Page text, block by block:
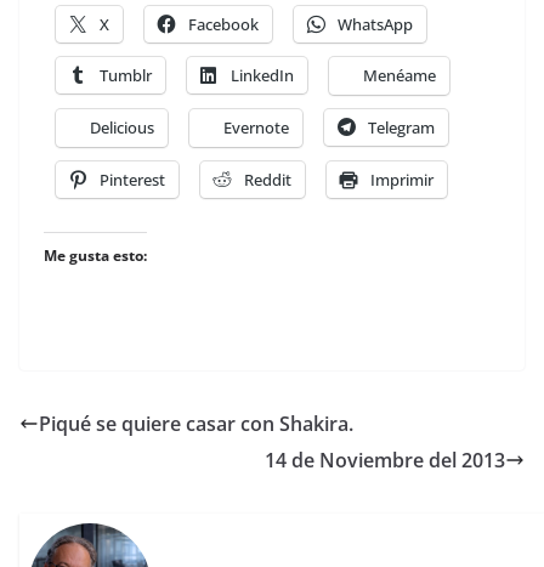
X Facebook WhatsApp
Tumblr LinkedIn Menéame
Delicious Evernote Telegram
Pinterest Reddit Imprimir
Me gusta esto:
Piqué se quiere casar con Shakira.
14 de Noviembre del 2013